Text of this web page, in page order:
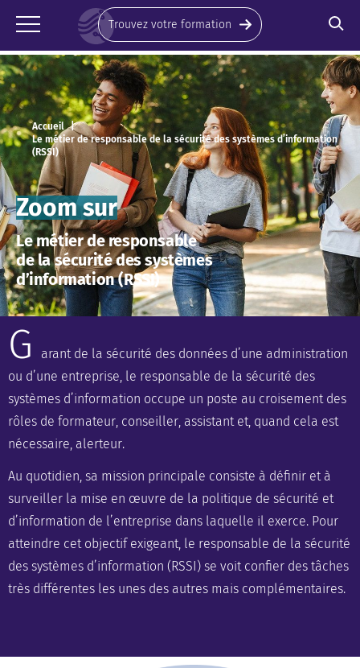
Trouvez votre formation
Accueil
Le métier de responsable de la sécurité des systèmes d’information
(RSSI)
Zoom sur
Le métier de responsable
de la sécurité des systèmes
d’information (RSSI)
G
arant de la sécurité des données d’une administration
ou d’une entreprise, le responsable de la sécurité des
systèmes d’information occupe un poste au croisement des
rôles de formateur, conseiller, assistantet, quand cela est
nécessaire, alerteur.
Au quotidien, sa mission principale consiste à définir et à
surveiller la mise en œuvre de la politique de sécurité et
d’information de l’entreprise dans laquelle il exerce. Pour
atteindre cet objectif exigeant, le responsable de la sécurité
des systèmes d’information (RSSI) se voit confier des tâches
très différentes les unes des autres mais complémentaires.
Panneau de gestion des cookies